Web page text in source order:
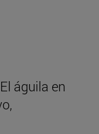
águila en